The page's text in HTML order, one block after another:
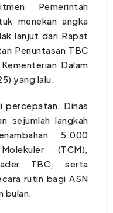
Pemerintah
menekan angka
lanjut dari Rapat
Penuntasan TBC
Dalam
yang lalu.
percepatan, Dinas
sejumlah langkah
5.000
(TCM),
TBC, serta
rutin bagi ASN
bulan.